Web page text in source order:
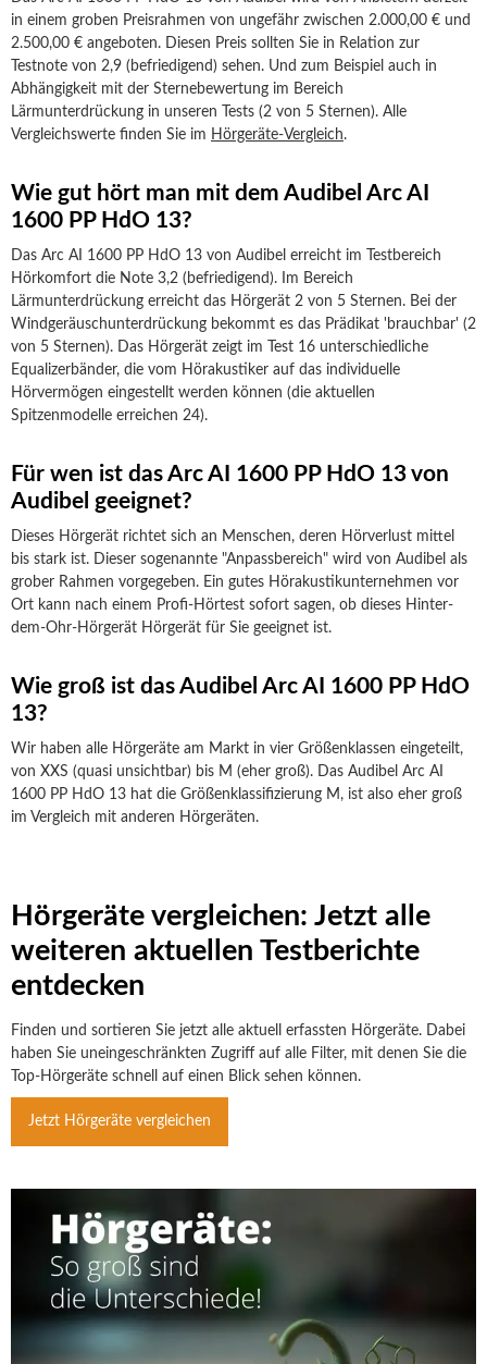
in einem groben Preisrahmen von ungefähr zwischen 2.000,00 € und
2.500,00 € angeboten. Diesen Preis sollten Sie in Relation zur
Testnote von 2,9 (befriedigend) sehen. Und zum Beispiel auch in
Abhängigkeit mit der Sternebewertung im Bereich
Lärmunterdrückung in unseren Tests (2 von 5 Sternen). Alle
Vergleichswerte finden Sie im Hörgeräte-Vergleich.
Wie gut hört man mit dem Audibel Arc AI
1600 PP HdO 13?
Das Arc AI 1600 PP HdO 13 von Audibel erreicht im Testbereich
Hörkomfort die Note 3,2 (befriedigend). Im Bereich
Lärmunterdrückung erreicht das Hörgerät 2 von 5 Sternen. Bei der
Windgeräuschunterdrückung bekommt es das Prädikat 'brauchbar' (2
von 5 Sternen). Das Hörgerät zeigt im Test 16 unterschiedliche
Equalizerbänder, die vom Hörakustiker auf das individuelle
Hörvermögen eingestellt werden können (die aktuellen
Spitzenmodelle erreichen 24).
Für wen ist das Arc AI 1600 PP HdO 13 von
Audibel geeignet?
Dieses Hörgerät richtet sich an Menschen, deren Hörverlust mittel
bis stark ist. Dieser sogenannte "Anpassbereich" wird von Audibel als
grober Rahmen vorgegeben. Ein gutes Hörakustikunternehmen vor
Ort kann nach einem Profi-Hörtest sofort sagen, ob dieses Hinter-
dem-Ohr-Hörgerät Hörgerät für Sie geeignet ist.
Wie groß ist das Audibel Arc AI 1600 PP HdO
13?
Wir haben alle Hörgeräte am Markt in vier Größenklassen eingeteilt,
von XXS (quasi unsichtbar) bis M (eher groß). Das Audibel Arc AI
1600 PP HdO 13 hat die Größenklassifizierung M, ist also eher groß
im Vergleich mit anderen Hörgeräten.
Hörgeräte vergleichen: Jetzt alle
weiteren aktuellen Testberichte
entdecken
Finden und sortieren Sie jetzt alle aktuell erfassten Hörgeräte. Dabei
haben Sie uneingeschränkten Zugriff auf alle Filter, mit denen Sie die
Top-Hörgeräte schnell auf einen Blick sehen können.
Jetzt Hörgeräte vergleichen